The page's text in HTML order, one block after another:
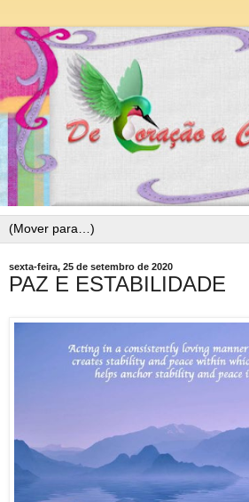
sexta-feira, 25 de setembro de 2020
PAZ E ESTABILIDADE